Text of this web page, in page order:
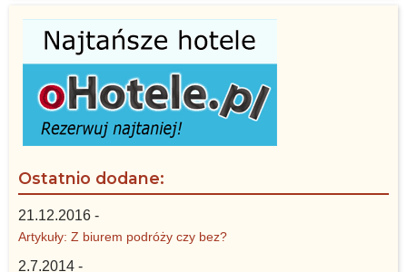
Ostatnio dodane:
21.12.2016 -
Artykuły: Z biurem podróży czy bez?
2.7.2014 -